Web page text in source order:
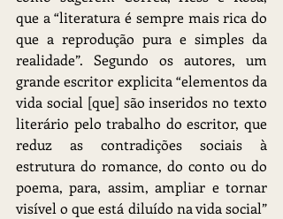
que a “literatura é sempre mais rica do
que a reprodução pura e simples da
realidade”. Segundo os autores, um
grande escritor explicita “elementos da
vida social [que] são inseridos no texto
literário pelo trabalho do escritor, que
reduz as contradições sociais à
estrutura do romance, do conto ou do
poema, para, assim, ampliar e tornar
visível o que está diluído na vida social”